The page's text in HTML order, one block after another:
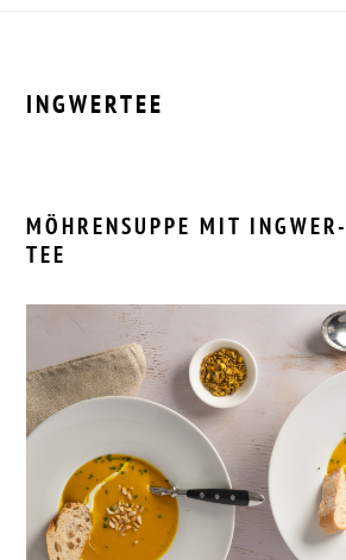
INGWERTEE
MÖHRENSUPPE MIT
TEE